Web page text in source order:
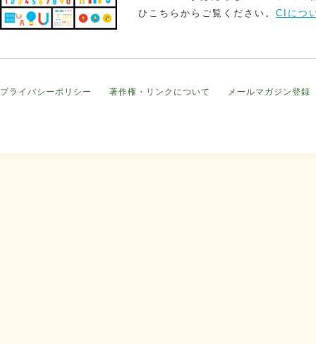
ひこちらからご覧ください。 CIにつ
プライバシーポリシー 著作権・リンクについて メールマガジン登録